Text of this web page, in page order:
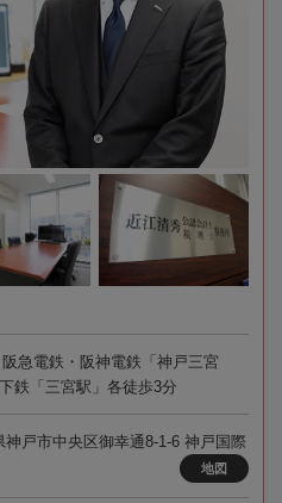
急電鉄・阪神電鉄「神戸三宮
鉄「三宮駅」各徒歩3分
神戸市中央区御幸通8-1-6 神戸国際
地図